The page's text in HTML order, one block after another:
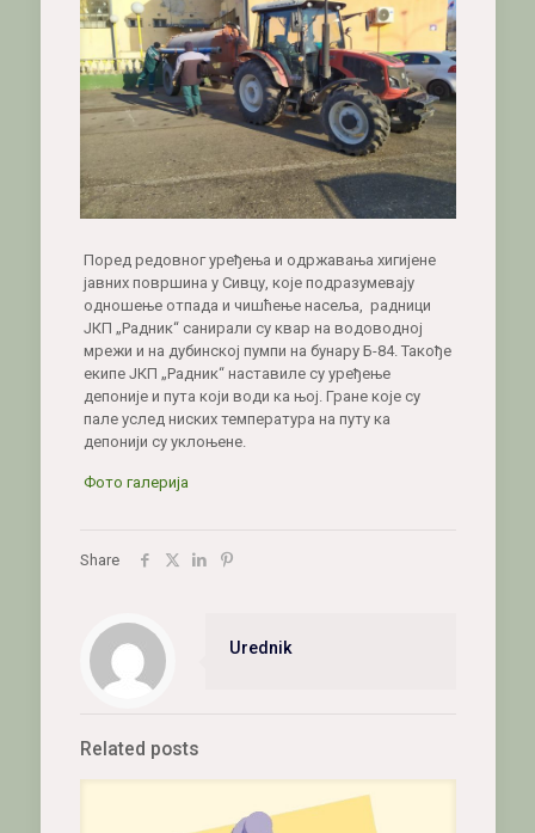
Поред редовног уређења и одржавања хигијене
јавних површина у Сивцу, које подразумевају
одношење отпада и чишћење насеља, радници
ЈКП „Радник“ санирали су квар на водоводној
мрежи и на дубинској пумпи на бунару Б-84. Такође
екипе ЈКП „Радник“ наставиле су уређење
депоније и пута који води ка њој. Гране које су
пале услед ниских температура на путу ка
депонији су уклоњене.
Фото галерија
Share
Urednik
Related posts